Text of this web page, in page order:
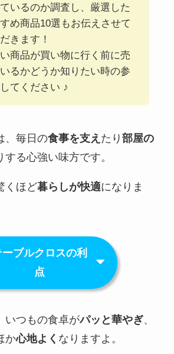
いるのか調査し、厳選した
め商品10選もお伝えさせて
きます！
商品が買い物に行く前に売
るかどうか知りたい時の参
てください ♪
、毎日の食事を支え たり 部屋の
する心強い味方です。
くほど暮らしが快適になりま
ーブルクロスの利
点
いつもの食卓がパッと華やぎ、
か心地よく なりますよ。